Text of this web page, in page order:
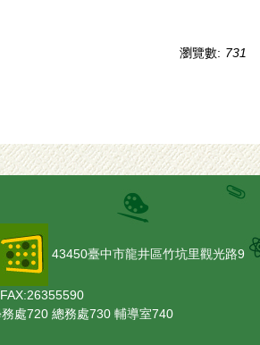
瀏覽數: 731
43450臺中市龍井區竹坑里觀光路9
處720 總務處730 輔導室740